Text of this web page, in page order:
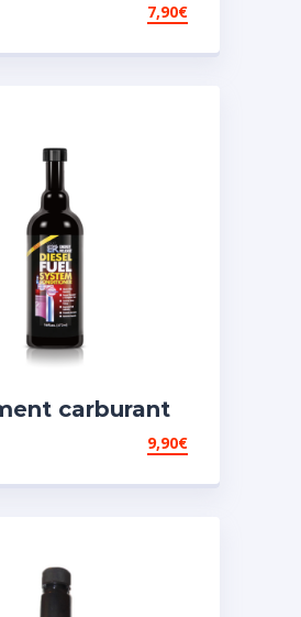
7,90€
carburant
9,90€